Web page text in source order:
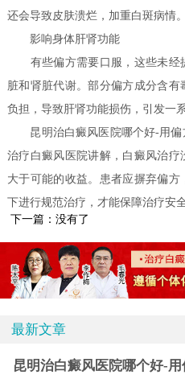
还会导致皮肤溃烂，加重白斑病情。
影响身体肝肾功能
有些偏方需要口服，这些未经
脏和肾脏代谢。部分偏方成分含
负担，导致肝肾功能损伤，引发一
昆明治白癜风医院哪个好-用偏
治疗白癜风医院讲解，白癜风治
大于可能的收益。患者应摒弃偏
下进行规范治疗，才能保障治疗安
下一篇：没有了
最新文章
昆明治白癜风医院哪个好-